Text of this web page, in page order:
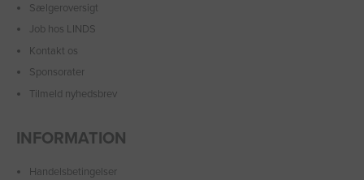
Sælgeroversigt
Job hos LINDS
Kontakt os
Sponsorater
Tilmeld nyhedsbrev
INFORMATION
Handelsbetingelser